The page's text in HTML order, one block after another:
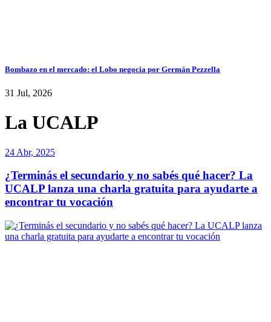
Bombazo en el mercado: el Lobo negocia por Germán Pezzella
31 Jul, 2026
La UCALP
24 Abr, 2025
¿Terminás el secundario y no sabés qué hacer? La
UCALP lanza una charla gratuita para ayudarte a
encontrar tu vocación